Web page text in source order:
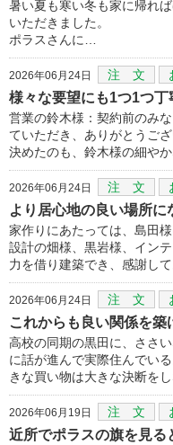
暑い夏も寒い冬も家に帰れ
いただきました。
ポラスさんに…
2026年06月24日 注 文
様々な要望にも1つ1つ
営業の鈴木様：契約前のみ
ていただき、ありがとうご
決めたのも、鈴木様の細や
2026年06月24日 注 文
より居心地の良い場所
家作りにあたっては、島田
設計の畑様、黒岩様、イン
力を借り建築でき、感謝し
2026年06月24日 注 文
これからも良い関係を築
高校の同期の黒田に、ささ
に話が進んで実際住んでい
きな買い物は大きな決断を
2026年06月19日 注 文
近所でポラスの旗を見る